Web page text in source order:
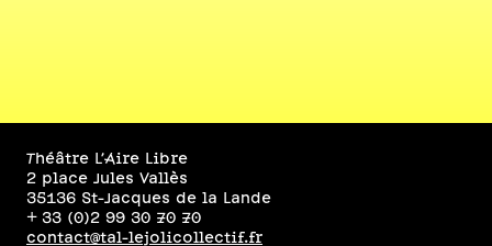
Théâtre L’Aire Libre
2 place Jules Vallès
35136 St-Jacques de la Lande
+ 33 (0)2 99 30 70 70
contact@tal-lejolicollectif.fr